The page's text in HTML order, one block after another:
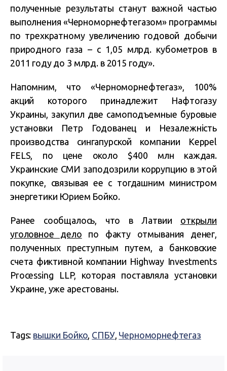
полученные результаты станут важной частью
выполнения «Черноморнефтегазом» программы
по трехкратному увеличению годовой добычи
природного газа – с 1,05 млрд. кубометров в
2011 году до 3 млрд. в 2015 году».
Напомним, что «Черноморнефтегаз», 100%
акций которого принадлежит Нафтогазу
Украины, закупил две самоподъемные буровые
установки Петр Годованец и Незалежність
производства сингапурской компании Keppel
FELS, по цене около $400 млн каждая.
Украинские СМИ заподозрили коррупцию в этой
покупке, связывая ее с тогдашним министром
энергетики Юрием Бойко.
Ранее сообщалось, что в Латвии открыли
уголовное дело по факту отмывания денег,
полученных преступным путем, а банковские
счета фиктивной компании Highway Investments
Processing LLP, которая поставляла установки
Украине, уже арестованы.
Tags: вышки Бойко, СПБУ, Черноморнефтегаз